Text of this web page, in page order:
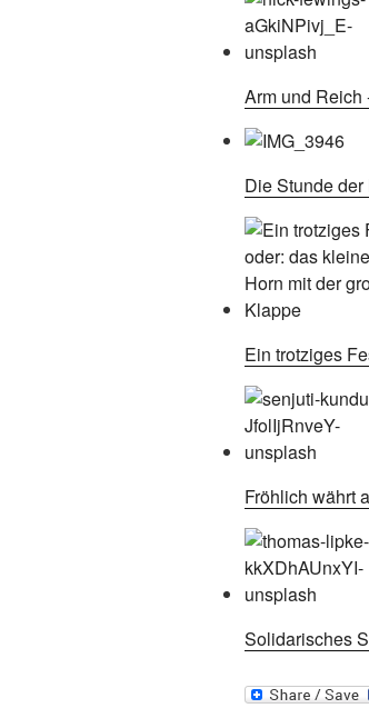
Arm und Reich
Die Stunde der
Ein trotziges
Fröhlich währt
Solidarisches